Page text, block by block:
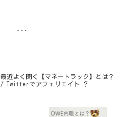
最近よく聞く【マネートラック】とは？
/ Twitterでアフェリエイト ？